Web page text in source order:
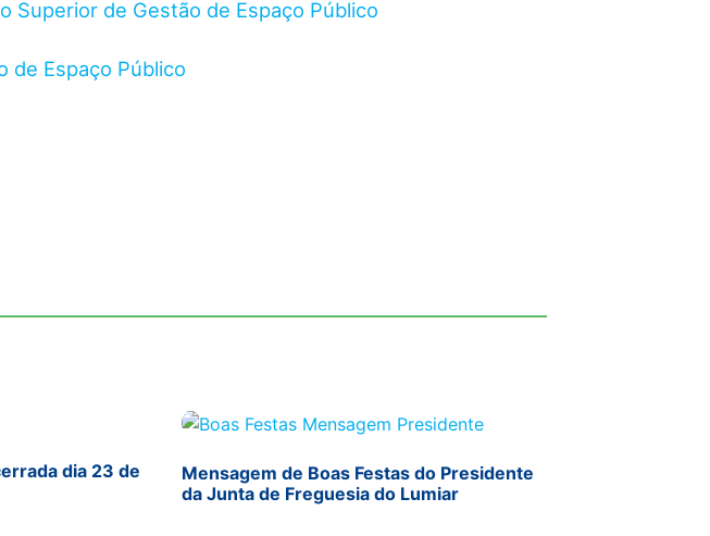
Superior de Gestão de Espaço Público
de Espaço Público
dia 23 de
Mensagem de Boas Festas do Presidente
da Junta de Freguesia do Lumiar